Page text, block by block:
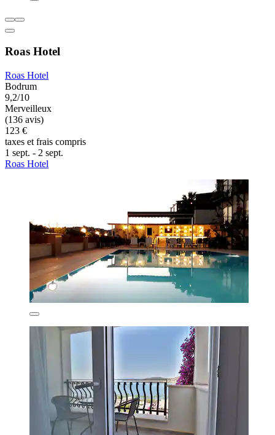
Roas Hotel
Roas Hotel
Bodrum
9,2/10
Merveilleux
(136 avis)
123 €
taxes et frais compris
1 sept. - 2 sept.
Roas Hotel